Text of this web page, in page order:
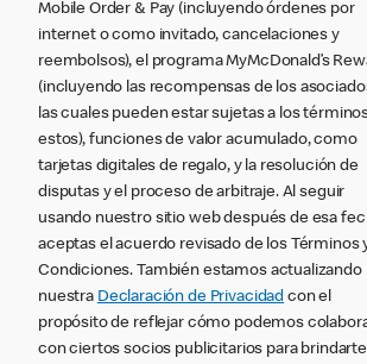
Mobile Order & Pay (incluyendo órdenes por
internet o como invitado, cancelaciones y
reembolsos), el programa MyMcDonald’s
(incluyendo las recompensas de los
las cuales pueden estar sujetas a los
estos), funciones de valor acumulado, como
tarjetas digitales de regalo, y la resolución de
disputas y el proceso de arbitraje. Al seguir
usando nuestro sitio web después de esa
aceptas el acuerdo revisado de los Términos
Condiciones. También estamos actualizando
nuestra Declaración de Privacidad con el
propósito de reflejar cómo podemos
con ciertos socios publicitarios para brindarte